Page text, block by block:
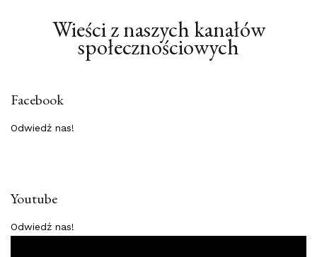
Wieści z naszych kanałów
społecznościowych
Facebook
Odwiedź nas!
Youtube
Odwiedź nas!